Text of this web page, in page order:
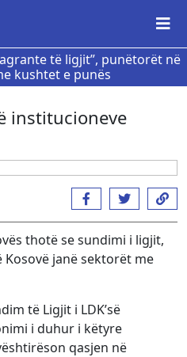
të ligjit”, punëtorët në
kushtet e punës
institucioneve
thotë se sundimi i ligjit,
janë sektorët me
të Ligjit i LDK’së
i duhur i këtyre
qasjen në